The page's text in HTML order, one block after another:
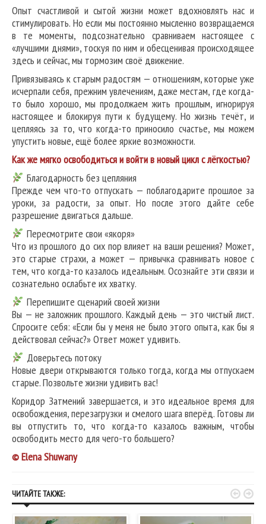
Опыт счастливой и сытой жизни может вдохновлять нас и
стимулировать. Но если мы постоянно мысленно возвращаемся
в те моменты, подсознательно сравниваем настоящее с
«лучшими днями», тоскуя по ним и обесценивая происходящее
здесь и сейчас, мы тормозим своё движение.
Привязываясь к старым радостям — отношениям, которые уже
исчерпали себя, прежним увлечениям, даже местам, где когда-
то было хорошо, мы продолжаем жить прошлым, игнорируя
настоящее и блокируя пути к будущему. Но жизнь течёт, и
цепляясь за то, что когда-то приносило счастье, мы можем
упустить новые, ещё более яркие возможности.
Как же мягко освободиться и войти в новый цикл с лёгкостью?
Благодарность без цепляния
Прежде чем что-то отпускать — поблагодарите прошлое за
уроки, за радости, за опыт. Но после этого дайте себе
разрешение двигаться дальше.
Пересмотрите свои «якоря»
Что из прошлого до сих пор влияет на ваши решения? Может,
это старые страхи, а может — привычка сравнивать новое с
тем, что когда-то казалось идеальным. Осознайте эти связи и
сознательно ослабьте их хватку.
Перепишите сценарий своей жизни
Вы — не заложник прошлого. Каждый день — это чистый лист.
Спросите себя: «Если бы у меня не было этого опыта, как бы я
действовал сейчас?» Ответ может удивить.
Доверьтесь потоку
Новые двери открываются только тогда, когда мы отпускаем
старые. Позвольте жизни удивить вас!
Коридор Затмений завершается, и это идеальное время для
освобождения, перезагрузки и смелого шага вперёд. Готовы ли
вы отпустить то, что когда-то казалось важным, чтобы
освободить место для чего-то большего?
© Elena Shuwany
ЧИТАЙТЕ ТАКЖЕ:  